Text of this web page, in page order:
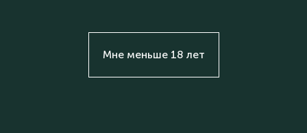
Мне меньше 18 лет